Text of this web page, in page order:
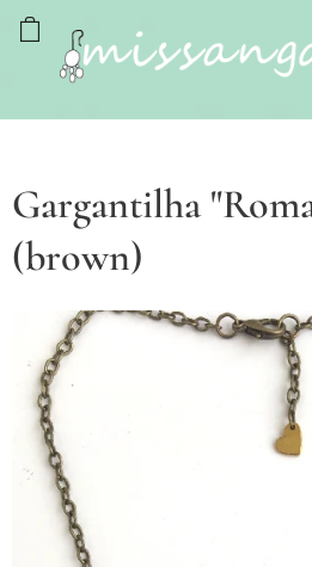
Gargantilha
(brown)